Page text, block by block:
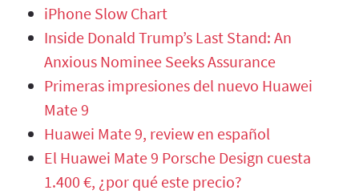
iPhone Slow Chart
Inside Donald Trump’s Last Stand: An
Anxious Nominee Seeks Assurance
Primeras impresiones del nuevo Huawei
Mate 9
Huawei Mate 9, review en español
El Huawei Mate 9 Porsche Design cuesta
1.400 €, ¿por qué este precio?